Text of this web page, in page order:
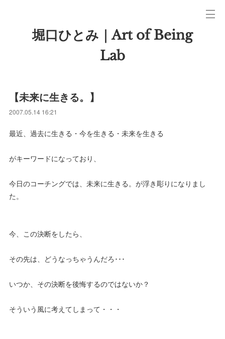
堀口ひとみ｜Art of Being
Lab
【未来に生きる。】
2007.05.14 16:21
最近、過去に生きる・今を生きる・未来を生きる
がキーワードになっており、
今日のコーチングでは、未来に生きる。が浮き彫りになりまし
た。
今、この決断をしたら、
その先は、どうなっちゃうんだろ･･･
いつか、その決断を後悔するのではないか？
そういう風に考えてしまって・・・